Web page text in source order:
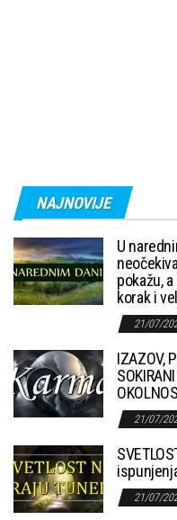
NAJNOVIJE
U
pokažu,
korak i
21/07/
IZAZOV,
21/07/
21/07/